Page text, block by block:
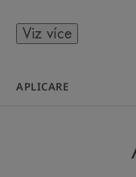
Dodává
Viz více
APLICARE